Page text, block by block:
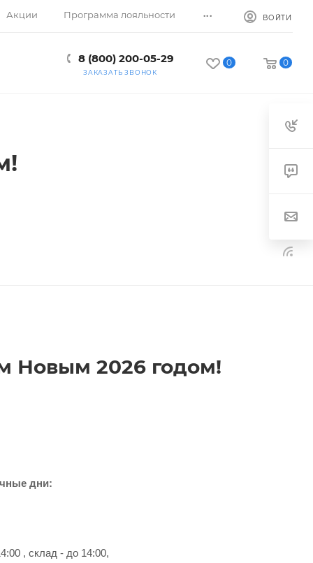
Акции Программа лояльности ... ВОЙТИ
8 (800) 200-05-29
ЗАКАЗАТЬ ЗВОНОК
0 0
Новым 2026 годом!
дни:
, склад - до 14:00,